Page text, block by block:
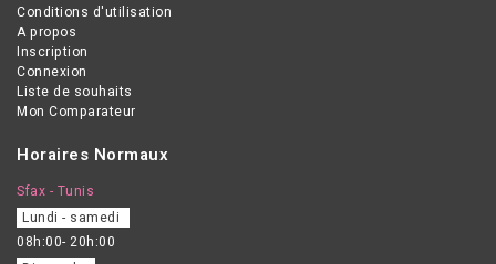
Conditions d'utilisation
A propos
Inscription
Connexion
Liste de souhaits
Mon Comparateur
Horaires Normaux
Sfax - Tunis
Lundi - samedi
08h:00- 20h:00